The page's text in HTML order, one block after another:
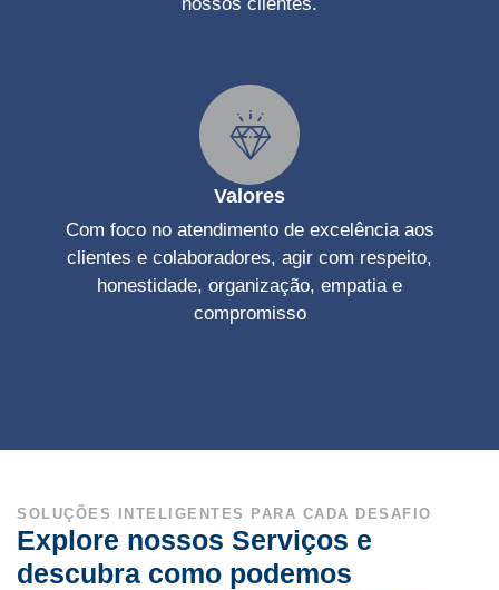
Valores
Com foco no atendimento de excelência aos
clientes e colaboradores, agir com respeito,
honestidade, organização, empatia e
compromisso
SOLUÇÕES INTELIGENTES PARA CADA DESAFIO
Explore nossos Serviços e
descubra como podemos